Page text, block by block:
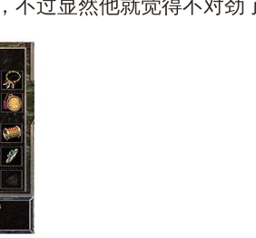
不过显然他就觉得不对劲